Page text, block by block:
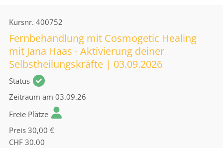
Kursnr. 400752
Fernbehandlung mit Cosmogetic Healing
mit Jana Haas - Aktivierung deiner
Selbstheilungskräfte | 03.09.2026
Status
Zeitraum am 03.09.26
Freie Plätze
Preis 30,00 €
CHF 30.00